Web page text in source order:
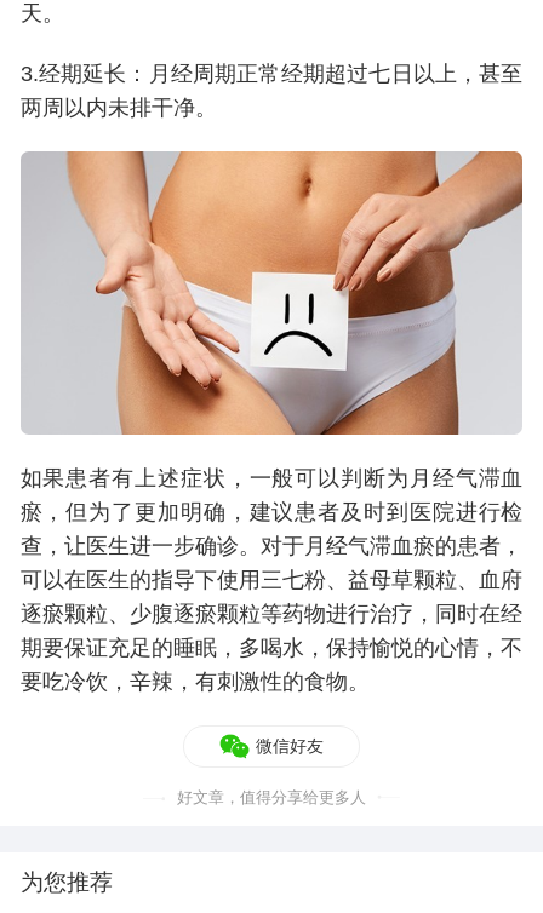
天。
3.经期延长：月经周期正常经期超过七日以上，甚至
两周以内未排干净。
如果患者有上述症状，一般可以判断为月经气滞血
瘀，但为了更加明确，建议患者及时到医院进行检
查，让医生进一步确诊。对于月经气滞血瘀的患者，
可以在医生的指导下使用三七粉、益母草颗粒、血府
逐瘀颗粒、少腹逐瘀颗粒等药物进行治疗，同时在经
期要保证充足的睡眠，多喝水，保持愉悦的心情，不
要吃冷饮，辛辣，有刺激性的食物。
微信好友
好文章，值得分享给更多人
为您推荐